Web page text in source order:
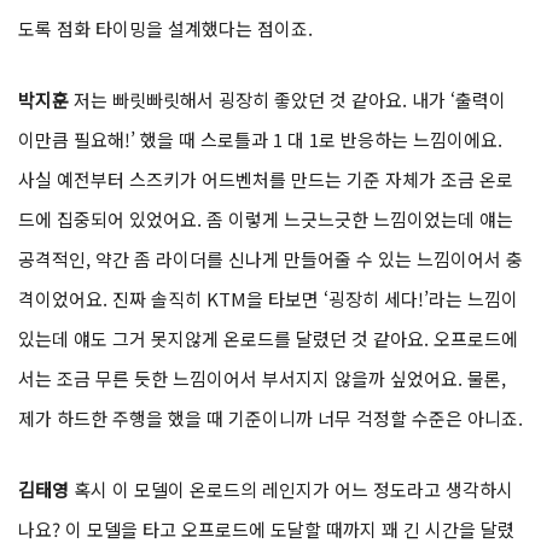
도록 점화 타이밍을 설계했다는 점이죠.
박지훈저는 빠릿빠릿해서 굉장히 좋았던 것 같아요. 내가 ‘출력이
이만큼 필요해!’ 했을 때 스로틀과 1 대 1로 반응하는 느낌이에요.
사실 예전부터 스즈키가 어드벤처를 만드는 기준 자체가 조금 온로
드에 집중되어 있었어요. 좀 이렇게 느긋느긋한 느낌이었는데 얘는
공격적인, 약간 좀 라이더를 신나게 만들어줄 수 있는 느낌이어서 충
격이었어요. 진짜 솔직히 KTM을 타보면 ‘굉장히 세다!’라는 느낌이
있는데 얘도 그거 못지않게 온로드를 달렸던 것 같아요. 오프로드에
서는 조금 무른 듯한 느낌이어서 부서지지 않을까 싶었어요. 물론,
제가 하드한 주행을 했을 때 기준이니까 너무 걱정할 수준은 아니죠.
김태영 혹시 이 모델이 온로드의 레인지가 어느 정도라고 생각하시
나요? 이 모델을 타고 오프로드에 도달할 때까지 꽤 긴 시간을 달렸